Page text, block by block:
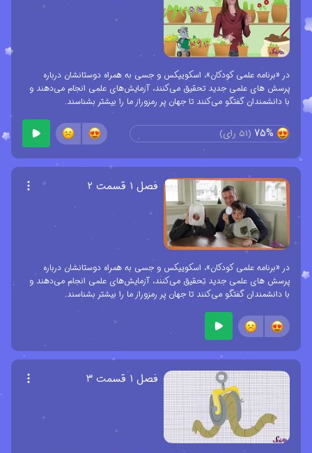
در «برنامه علمی کودکان»، اسکوییکس و جسی به همراه دوستانشان درباره
پرسش های علمی جدید تحقیق می‌کنند، آزمایش‌های علمی انجام می‌دهند و
با دانشمندان گفتگو می‌کنند تا جهان پر رمزوراز ما را بیشتر بشناسند.
75%
(
51 رای)
فصل ۱ قسمت ۲
در «برنامه علمی کودکان»، اسکوییکس و جسی به همراه دوستانشان درباره
پرسش های علمی جدید تحقیق می‌کنند، آزمایش‌های علمی انجام می‌دهند و
با دانشمندان گفتگو می‌کنند تا جهان پر رمزوراز ما را بیشتر بشناسند.
فصل ۱ قسمت ۳